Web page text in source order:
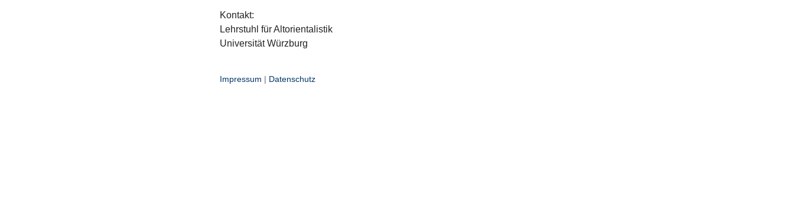
Kontakt:
Lehrstuhl für Altorientalistik
Universität Würzburg
Impressum | Datenschutz